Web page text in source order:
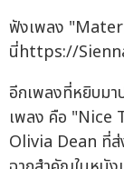
ฟังเพลง
นี่https://
อีกเพลงที่หยิบมา
เพลง คือ "Nice
Olivia Dean ที่ส่